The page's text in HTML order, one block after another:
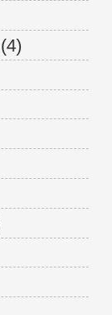
(4)